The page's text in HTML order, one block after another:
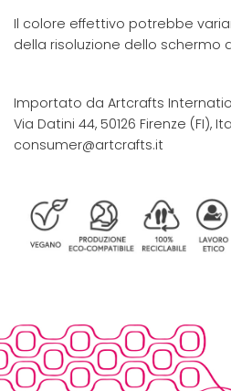
Il colore effettivo potrebbe
della risoluzione dello schermo
Importato da Artcrafts
Via Datini 44, 50126 Firenze (FI),
consumer@artcrafts.it